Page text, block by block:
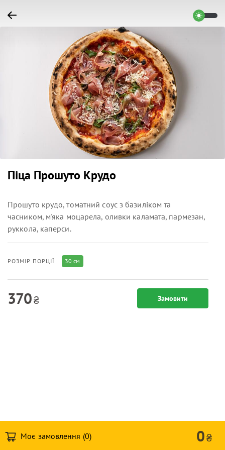
Піца Прошуто Крудо
Прошуто крудо, томатний соус з базиліком та
часником, м'яка моцарела, оливки каламата, пармезан,
руккола, каперси.
РОЗМІР ПОРЦІЇ 30 см
370₴ Замовити
Моє замовлення (0) 0₴